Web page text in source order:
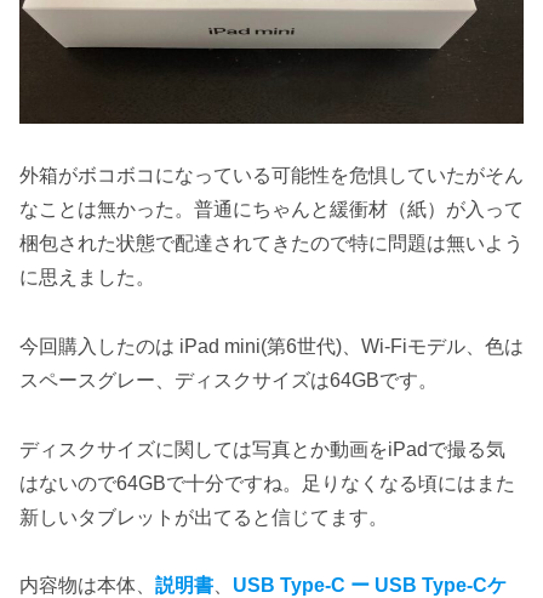
外箱がボコボコになっている可能性を危惧していたがそん
なことは無かった。普通にちゃんと緩衝材（紙）が入って
梱包された状態で配達されてきたので特に問題は無いよう
に思えました。
今回購入したのは iPad mini(第6世代)、Wi-Fiモデル、色は
スペースグレー、ディスクサイズは64GBです。
ディスクサイズに関しては写真とか動画をiPadで撮る気
はないので64GBで十分ですね。足りなくなる頃にはまた
新しいタブレットが出てると信じてます。
内容物は本体、 説明書、 USB Type-C ー USB Type-Cケ